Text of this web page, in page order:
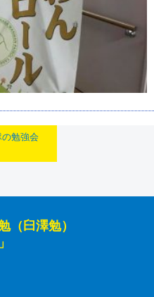
勉強会
臼澤勉）